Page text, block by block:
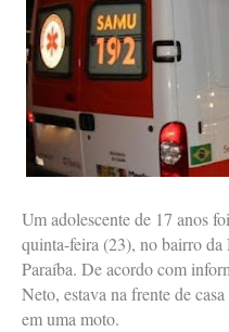
Um adolescente de 17 anos
quinta-feira (23), no bairro da
Paraíba. De acordo com
Neto, estava na frente de
em uma moto.